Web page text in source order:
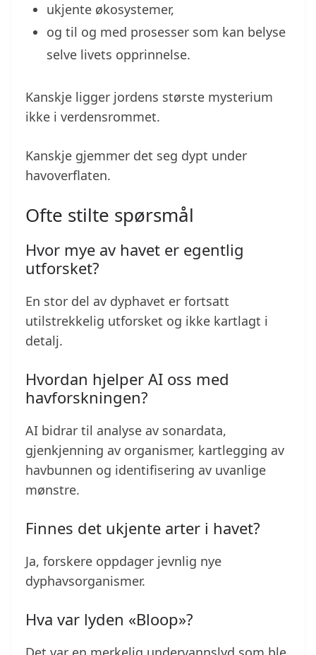
ukjente økosystemer,
og til og med prosesser som kan belyse
selve livets opprinnelse.
Kanskje ligger jordens største mysterium
ikke i verdensrommet.
Kanskje gjemmer det seg dypt under
havoverflaten.
Ofte stilte spørsmål
Hvor mye av havet er egentlig
utforsket?
En stor del av dyphavet er fortsatt
utilstrekkelig utforsket og ikke kartlagt i
detalj.
Hvordan hjelper AI oss med
havforskningen?
AI bidrar til analyse av sonardata,
gjenkjenning av organismer, kartlegging av
havbunnen og identifisering av uvanlige
mønstre.
Finnes det ukjente arter i havet?
Ja, forskere oppdager jevnlig nye
dyphavsorganismer.
Hva var lyden «Bloop»?